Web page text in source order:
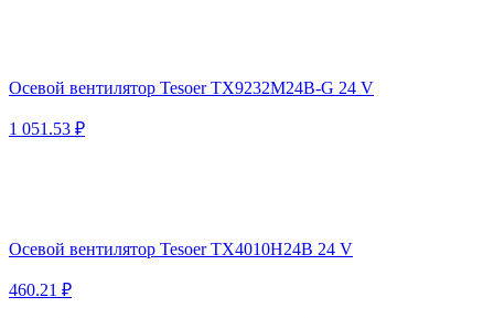
Осевой вентилятор Tesoer TX9232M24B-G 24 V
1 051.53 ₽
Осевой вентилятор Tesoer TX4010H24B 24 V
460.21 ₽